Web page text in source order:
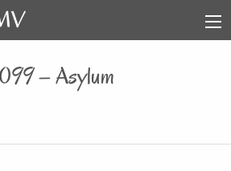
– Asylum